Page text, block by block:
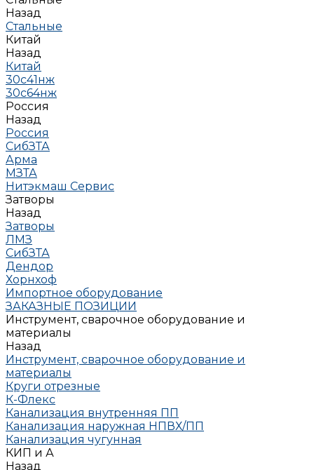
Назад
Стальные
Китай
Назад
Китай
30с41нж
30с64нж
Россия
Назад
Россия
СибЗТА
Арма
МЗТА
Нитэкмаш Сервис
Затворы
Назад
Затворы
ЛМЗ
СибЗТА
Дендор
Хорнхоф
Импортное оборудование
ЗАКАЗНЫЕ ПОЗИЦИИ
Инструмент, сварочное оборудование и
материалы
Назад
Инструмент, сварочное оборудование и
материалы
Круги отрезные
К-Флекс
Канализация внутренняя ПП
Канализация наружная НПВХ/ПП
Канализация чугунная
КИП и А
Назад